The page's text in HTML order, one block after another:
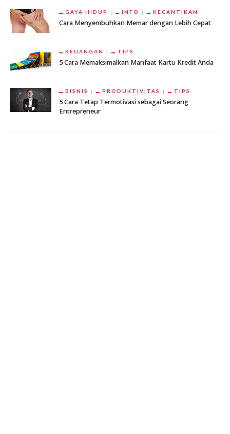
GAYA HIDUP INFO KECANTIKAN
Cara Menyembuhkan Memar dengan Lebih Cepat
KEUANGAN TIPS
5 Cara Memaksimalkan Manfaat Kartu Kredit Anda
BISNIS PRODUKTIVITAS TIPS
5 Cara Tetap Termotivasi sebagai Seorang
Entrepreneur